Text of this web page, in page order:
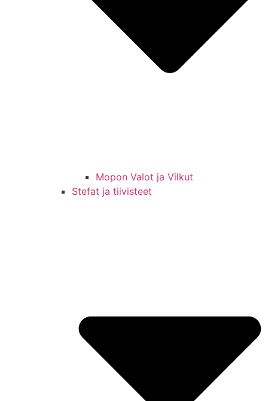
Mopon Valot ja Vilkut
Stefat ja tiivisteet